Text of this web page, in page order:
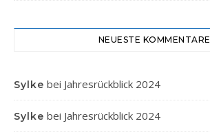
NEUESTE KOMMENTARE
Sylke bei Jahresrückblick 2024
Sylke bei Jahresrückblick 2024